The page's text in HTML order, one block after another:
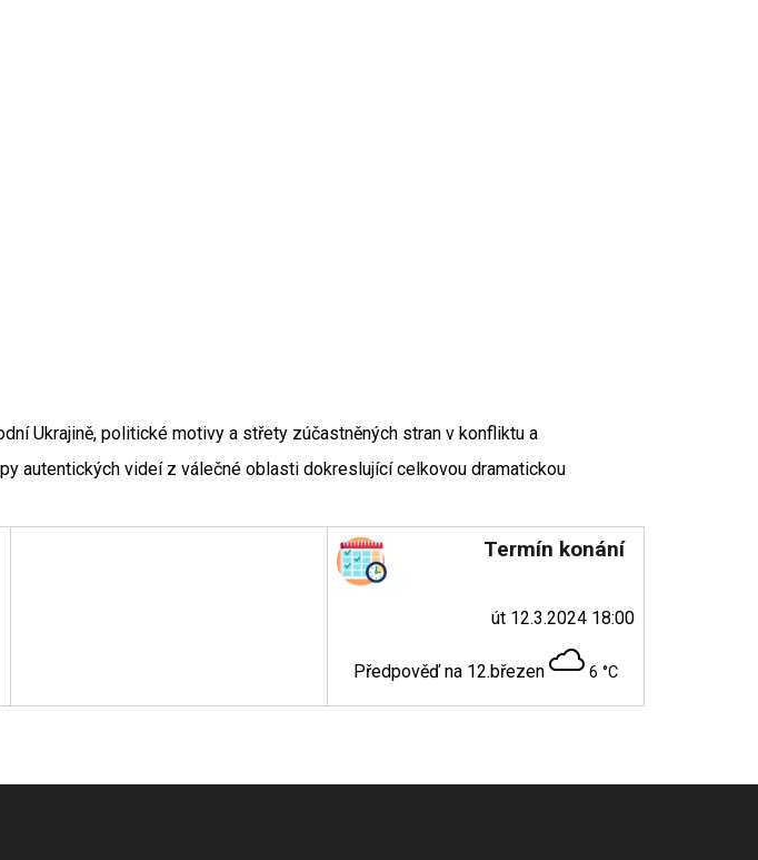
Ukrajině, politické motivy a střety zúčastněných stran v konfliktu a
autentických videí z válečné oblasti dokreslující celkovou dramatickou
Termín konání
út 12.3.2024 18:00
Předpověď na 12.březen 6 °C